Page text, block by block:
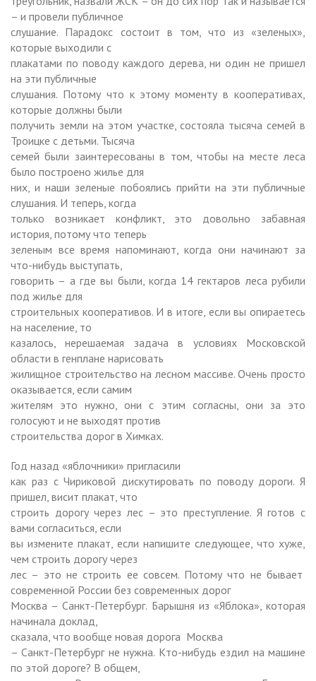
– и провели публичное
слушание. Парадокс состоит в том, что из «зеленых»,
которые выходили с
плакатами по поводу каждого дерева, ни один не пришел
на эти публичные
слушания. Потому что к этому моменту в кооперативах,
которые должны были
получить земли на этом участке, состояла тысяча семей в
Троицке с детьми. Тысяча
семей были заинтересованы в том, чтобы на месте леса
было построено жилье для
них, и наши зеленые побоялись прийти на эти публичные
слушания. И теперь, когда
только возникает конфликт, это довольно забавная
история, потому что теперь
зеленым все время напоминают, когда они начинают за
что-нибудь выступать,
говорить – а где вы были, когда 14 гектаров леса рубили
под жилье для
строительных кооперативов. И в итоге, если вы опираетесь
на население, то
казалось, нерешаемая задача в условиях Московской
области в генплане нарисовать
жилищное строительство на лесном массиве. Очень просто
оказывается, если самим
жителям это нужно, они с этим согласны, они за это
голосуют и не выходят против
строительства дорог в Химках.
Год назад «яблочники» пригласили
как раз с Чириковой дискутировать по поводу дороги. Я
пришел, висит плакат, что
строить дорогу через лес – это преступление. Я готов с
вами согласиться, если
вы измените плакат, если напишите следующее, что хуже,
чем строить дорогу через
лес – это не строить ее совсем. Потому что не бывает
современной России без современных дорог
Москва – Санкт-Петербург. Барышня из «Яблока», которая
начинала доклад,
сказала, что вообще новая дорога Москва
– Санкт-Петербург не нужна. Кто-нибудь ездил на машине
по этой дороге? В общем,